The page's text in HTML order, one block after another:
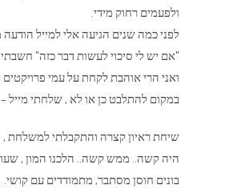
ולפעמים רחוק מידי.
לפני כמה שנים הגיעה אלי למייל
"אם יש לי סיכוי לעשות דבר כזה"
ואני הרי אוהבת לקחת על עמי
במקום להתלבט כן או לא , שלחתי מייל
שיחת ראיון קצרה והתקבלתי
היה קשה.. ממש קשה.. הלכנו המון ,
בונים חוסן מסתבר, מתמודדים עם קושי.